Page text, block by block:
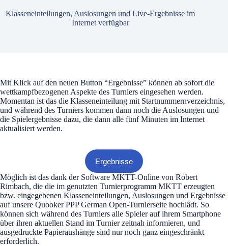
Klasseneinteilungen, Auslosungen und Live-Ergebnisse im
Internet verfügbar
Mit Klick auf den neuen Button “Ergebnisse” können ab sofort die
wettkampfbezogenen Aspekte des Turniers eingesehen werden.
Momentan ist das die Klasseneinteilung mit Startnummernverzeichnis,
und während des Turniers kommen dann noch die Auslosungen und
die Spielergebnisse dazu, die dann alle fünf Minuten im Internet
aktualisiert werden.
Ergebnisse
Möglich ist das dank der Software MKTT-Online von Robert
Rimbach, die die im genutzten Turnierprogramm MKTT erzeugten
bzw. eingegebenen Klasseneinteilungen, Auslosungen und Ergebnisse
auf unsere Quooker PPP German Open-Turnierseite hochlädt. So
können sich während des Turniers alle Spieler auf ihrem Smartphone
über ihren aktuellen Stand im Turnier zeitnah informieren, und
ausgedruckte Papieraushänge sind nur noch ganz eingeschränkt
erforderlich.